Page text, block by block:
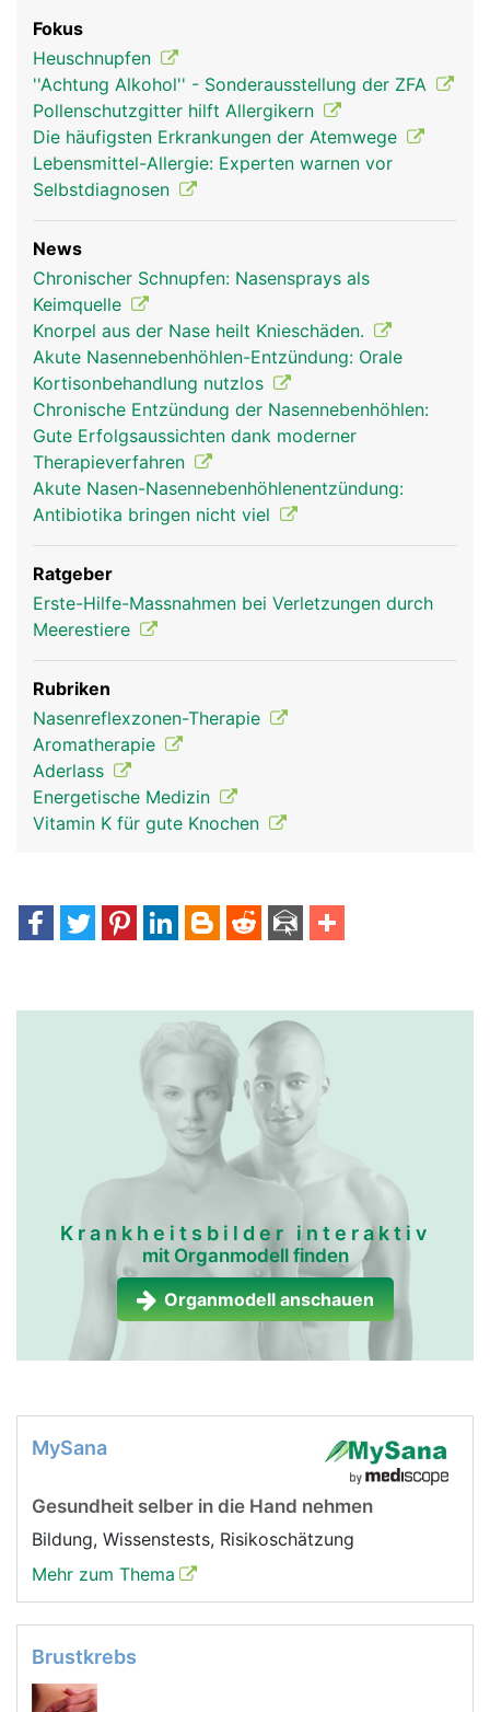
Fokus
Heuschnupfen
''Achtung Alkohol'' - Sonderausstellung der ZFA
Pollenschutzgitter hilft Allergikern
Die häufigsten Erkrankungen der Atemwege
Lebensmittel-Allergie: Experten warnen vor
Selbstdiagnosen
News
Chronischer Schnupfen: Nasensprays als
Keimquelle
Knorpel aus der Nase heilt Knieschäden.
Akute Nasennebenhöhlen-Entzündung: Orale
Kortisonbehandlung nutzlos
Chronische Entzündung der Nasennebenhöhlen:
Gute Erfolgsaussichten dank moderner
Therapieverfahren
Akute Nasen-Nasennebenhöhlenentzündung:
Antibiotika bringen nicht viel
Ratgeber
Erste-Hilfe-Massnahmen bei Verletzungen durch
Meerestiere
Rubriken
Nasenreflexzonen-Therapie
Aromatherapie
Aderlass
Energetische Medizin
Vitamin K für gute Knochen
Krankheitsbilder interaktiv
mit Organmodell finden
Organmodell anschauen
MySana
Gesundheit selber in die Hand nehmen
Bildung, Wissenstests, Risikoschätzung
Mehr zum Thema
Brustkrebs